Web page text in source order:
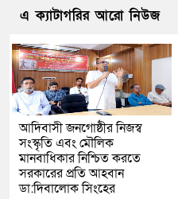
এ ক্যাটাগরির আরো নিউজ
আদিবাসী জনগোষ্ঠীর নিজস্ব
সংস্কৃতি এবং মৌলিক
মানবাধিকার নিশ্চিত করতে
সরকারের প্রতি আহবান
ডা:দিবালোক সিংহের